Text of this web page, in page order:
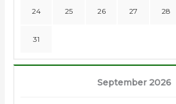
24 25 26 27 28
31
September 2026